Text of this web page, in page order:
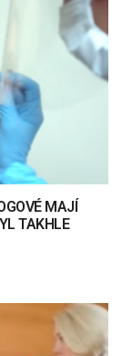
MAJÍ
TAKHLE